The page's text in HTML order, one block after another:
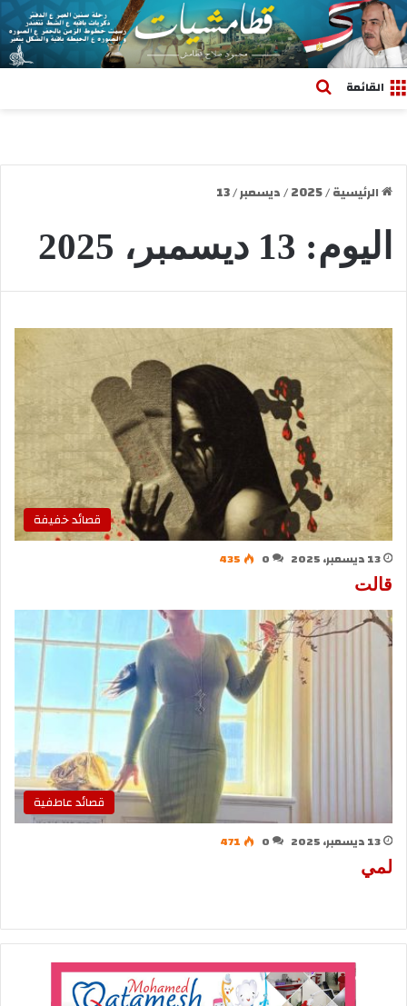
القائمة
الرئيسية/
2025
/ديسمبر/
13
اليوم: 13 ديسمبر، 2025
قصائد خفيفة
13 ديسمبر، 2025 0
435
قالت
قصائد عاطفية
13 ديسمبر، 2025 0
471
لمي